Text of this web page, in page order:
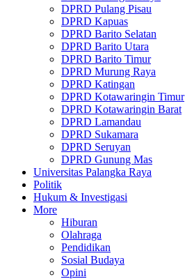
DPRD Pulang Pisau
DPRD Kapuas
DPRD Barito Selatan
DPRD Barito Utara
DPRD Barito Timur
DPRD Murung Raya
DPRD Katingan
DPRD Kotawaringin Timur
DPRD Kotawaringin Barat
DPRD Lamandau
DPRD Sukamara
DPRD Seruyan
DPRD Gunung Mas
Universitas Palangka Raya
Politik
Hukum & Investigasi
More
Hiburan
Olahraga
Pendidikan
Sosial Budaya
Opini